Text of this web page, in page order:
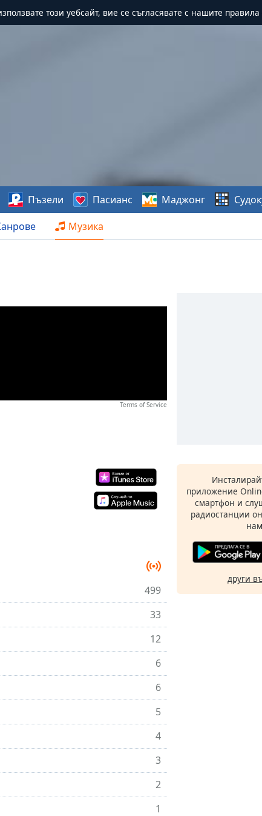
този уебсайт, вие се съгласявате с нашите
Музика
Пъзели Пасианс Маджонг
Terms of Service
499
33
12
6
6
5
4
3
2
1
приложение
смартфон и
радиостанции
други